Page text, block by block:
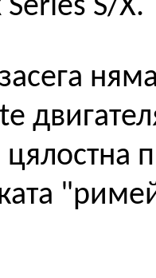
Series S/X.